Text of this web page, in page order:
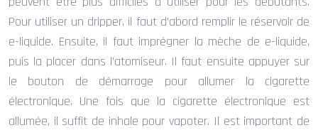
Pour utiliser un dripper, il faut d’abord remplir le réservoir de
e-liquide. Ensuite, il faut imprégner la mèche de e-liquide,
puis la placer dans l’atomiseur. Il faut ensuite appuyer sur
le bouton de démarrage pour allumer la cigarette
électronique. Une fois que la cigarette électronique est
allumée, il suffit de inhale pour vapoter. Il est important de